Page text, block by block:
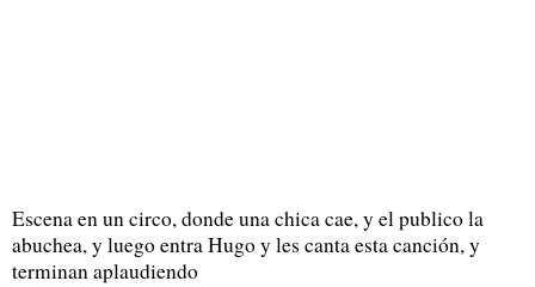
Escena en un circo, donde una chica cae, y el publico la
abuchea, y luego entra Hugo y les canta esta canción, y
terminan aplaudiendo